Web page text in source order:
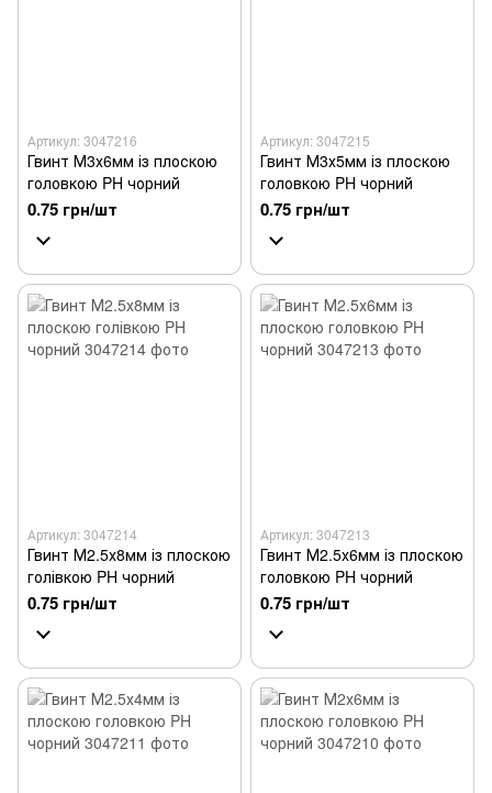
Артикул: 3047216
Гвинт М3х6мм із плоскою
головкою PH чорний
0.75 грн/шт
Артикул: 3047215
Гвинт М3х5мм із плоскою
головкою PH чорний
0.75 грн/шт
Артикул: 3047214
Гвинт М2.5х8мм із плоскою
голівкою PH чорний
0.75 грн/шт
Артикул: 3047213
Гвинт М2.5х6мм із плоскою
головкою PH чорний
0.75 грн/шт